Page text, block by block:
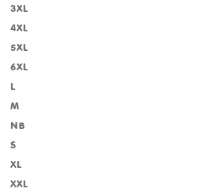
3XL
4XL
5XL
6XL
L
M
NB
S
XL
XXL